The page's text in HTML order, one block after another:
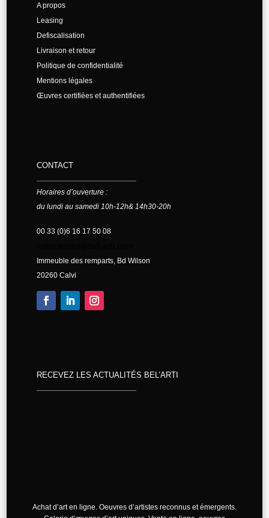
A propos
Leasing
Defiscalisation
Livraison et retour
Politique de confidentialité
Mentions légales
Œuvres certifiées et authentifiées
CONTACT
Horaires d’ouverture :
du lundi au samedi 10h-12h& 14h30-20h
00 33 (0)6 16 17 50 08
Immeuble des remparts, Bd Wilson
20260 Calvi
RECEVEZ LES ACTUALITÉS BEL’ARTI
Achat d’art en ligne. Oeuvres d’artistes reconnus et émergents.